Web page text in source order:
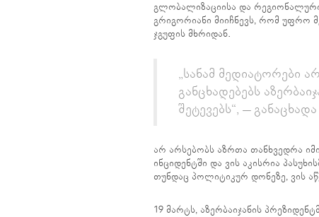
გლობალიზაციისა და
გრიგორიანი მიიჩნევს, რომ უფრო
ჯგუფის მხრიდან.
„სანამ მედიატორები
განცხადებებს
შეტევებს“, –
არ არსებობს აზრთა თანხვედრა
ინციდენტში და ვის აკისრია
თუნდაც პოლიტიკურ დონეზე, ვის
19 მარტს, აზერბაიჯანის